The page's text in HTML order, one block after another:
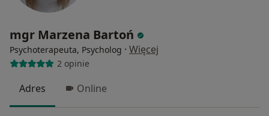
mgr Marzena Bartoń
Psychoterapeuta, Psycholog · Więcej
2 opinie
Adres Online